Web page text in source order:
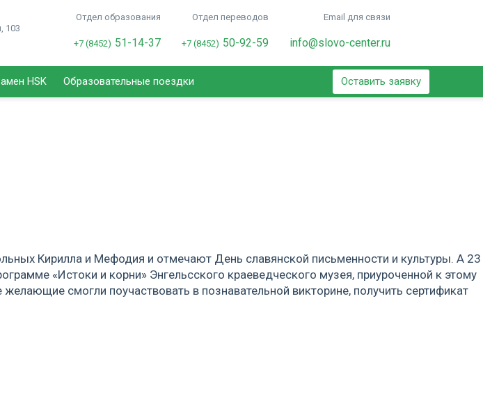
103
Отдел образования
+7 (8452) 51-14-37
Отдел переводов
+7 (8452) 50-92-59
Email для связи
info@slovo-center.ru
HSK Образовательные поездки Оставить заявку
Кирилла и Мефодия и отмечают День славянской письменности и культуры. А 23
«Истоки и корни» Энгельсского краеведческого музея, приуроченной к этому
смогли поучаствовать в познавательной викторине, получить сертификат